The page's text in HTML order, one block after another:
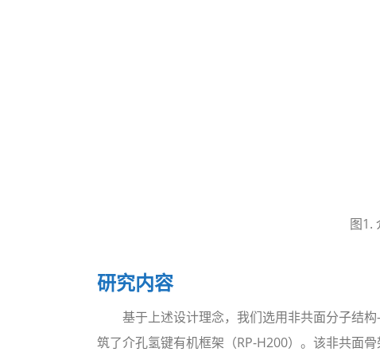
图1.
研究内容
基于上述设计理念，我们选用非共面分子结构
筑了介孔氢键有机框架（RP-H200）。该非共面